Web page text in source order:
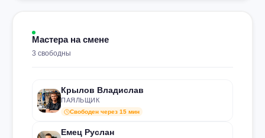
Мастера на смене
3 свободны
Крылов Владислав
ПАЯЛЬЩИК
Свободен через 15 мин
Емец Руслан